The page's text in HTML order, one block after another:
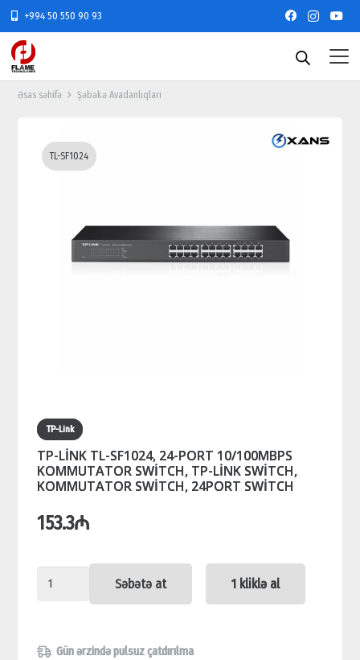
+994 50 550 90 93
Əsas səhifə Şəbəkə Avadanlıqları
TL-SF1024
TP-Link
TP-LİNK TL-SF1024, 24-PORT 10/100MBPS
KOMMUTATOR SWİTCH, TP-LİNK SWİTCH,
KOMMUTATOR SWİTCH, 24PORT SWİTCH
153.3₼
TP-
SF1024,
Səbətə at 1 kliklə al
Gün ərzində pulsuz çatdırılma